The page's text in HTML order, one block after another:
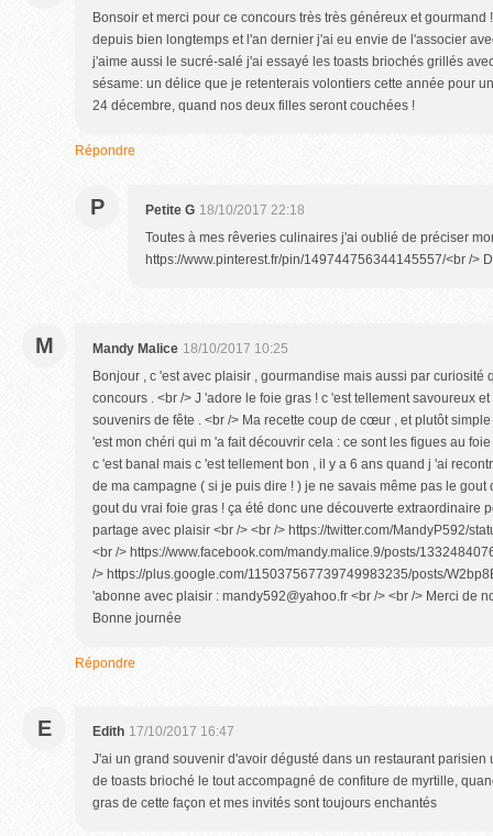
Bonsoir et merci pour ce concours très très généreux et gourmand
depuis bien longtemps et l'an dernier j'ai eu envie de l'associer
j'aime aussi le sucré-salé j'ai essayé les toasts briochés grillés
sésame: un délice que je retenterais volontiers cette année pour
24 décembre, quand nos deux filles seront couchées !
Répondre
P Petite G 18/10/2017 22:18
Toutes à mes rêveries culinaires j'ai oublié de préciser
https://www.pinterest.fr/pin/149744756344145557/<br />
M Mandy Malice 18/10/2017 10:25
Bonjour , c 'est avec plaisir , gourmandise mais aussi par curiosité
concours . <br /> J 'adore le foie gras ! c 'est tellement savoureux
souvenirs de fête . <br /> Ma recette coup de cœur , et plutôt
'est mon chéri qui m 'a fait découvrir cela : ce sont les figues au
c 'est banal mais c 'est tellement bon , il y a 6 ans quand j 'ai
de ma campagne ( si je puis dire ! ) je ne savais même pas le
gout du vrai foie gras ! ça été donc une découverte extraordinaire
partage avec plaisir <br /> <br /> https://twitter.com/MandyP592/
<br /> https://www.facebook.com/mandy.malice.9/posts/
/> https://plus.google.com/115037567739749983235/posts/
'abonne avec plaisir : mandy592@yahoo.fr <br /> <br /> Merci de
Bonne journée
Répondre
E Edith 17/10/2017 16:47
J'ai un grand souvenir d'avoir dégusté dans un restaurant
de toasts brioché le tout accompagné de confiture de myrtille,
gras de cette façon et mes invités sont toujours enchantés